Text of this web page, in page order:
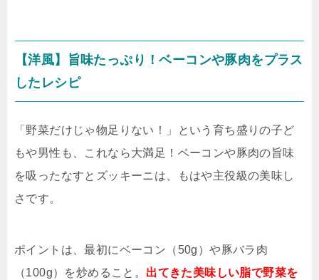
【洋風】旨味たっぷり！ベーコンや豚肉をプラス
したレシピ
「野菜だけじゃ物足りない！」という育ち盛りの子ど
もや男性も、これなら大満足！ベーコンや豚肉の旨味
を吸ったなすとズッキーニは、もはや主役級の美味し
さです。
ポイントは、最初にベーコン（50g）や豚バラ肉
（100g）を炒めること。 出てきた美味しい脂で野菜を